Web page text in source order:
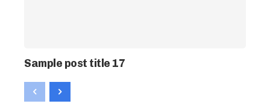
Sample post title 17